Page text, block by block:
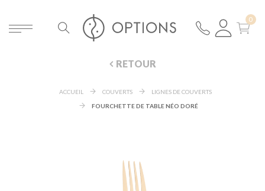
RETOUR
ACCUEIL COUVERTS
LIGNES DE COUVERTS
FOURCHETTE DE TABLE NÉO DORÉ